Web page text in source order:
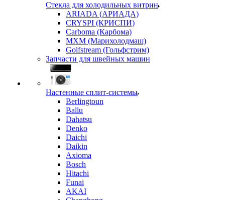
Стекла для холодильных витрин
ARIADA (АРИАДА)
CRYSPI (КРИСПИ)
Carboma (Карбома)
MXM (Марихолодмаш)
Golfstream (Гольфстрим)
Запчасти для швейных машин
Настенные сплит-системы
Berlingtoun
Ballu
Dahatsu
Denko
Daichi
Daikin
Axioma
Bosch
Hitachi
Funai
AKAI